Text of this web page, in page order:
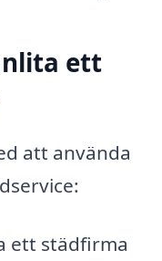
ett
att använda
ett städfirma